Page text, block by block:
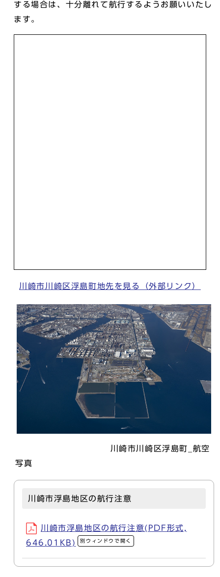
する場合は、十分離れて航行するようお願いいたし
ます。
川崎市川崎区浮島町地先を見る（外部リンク）
川崎市川崎区浮島町_航空
写真
川崎市浮島地区の航行注意
川崎市浮島地区の航行注意(PDF形式,
646.01KB)
別ウィンドウで開く